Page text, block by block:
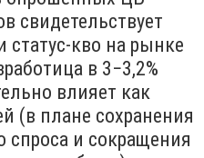
свидетельствует
статус-кво на рынке
в 3−3,2%
влияет как
(в плане сохранения
и сокращения